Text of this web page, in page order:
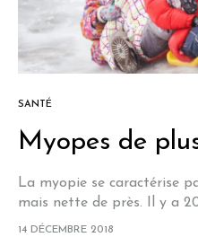
SANTÉ
Myopes de
La myopie se caractérise
mais nette de près. Il y a
les enfants entre 12 et 14
14 DÉCEMBRE 2018